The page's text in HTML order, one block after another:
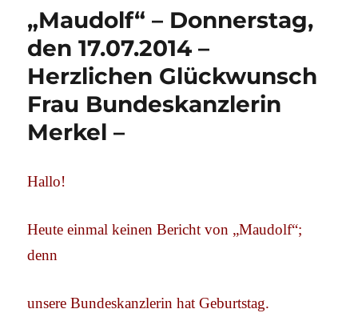
„Maudolf“ – Donnerstag,
den 17.07.2014 –
Herzlichen Glückwunsch
Frau Bundeskanzlerin
Merkel –
Hallo!
Heute einmal keinen Bericht von „Maudolf“;
denn
unsere Bundeskanzlerin hat Geburtstag.